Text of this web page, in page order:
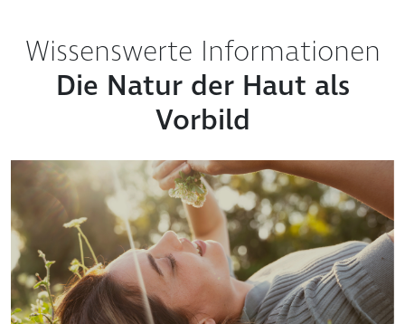
Die Natur der Haut als
Vorbild